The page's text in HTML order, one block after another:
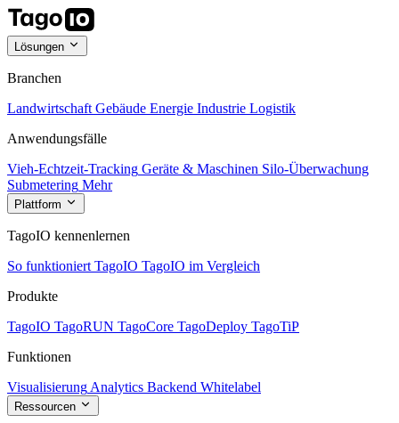
Lösungen
Branchen
Landwirtschaft Gebäude Energie Industrie Logistik
Anwendungsfälle
Vieh-Echtzeit-Tracking Geräte & Maschinen Silo-Überwachung
Submetering Mehr
Plattform
TagoIO kennenlernen
So funktioniert TagoIO TagoIO im Vergleich
Produkte
TagoIO TagoRUN TagoCore TagoDeploy TagoTiP
Funktionen
Visualisierung Analytics Backend Whitelabel
Ressourcen